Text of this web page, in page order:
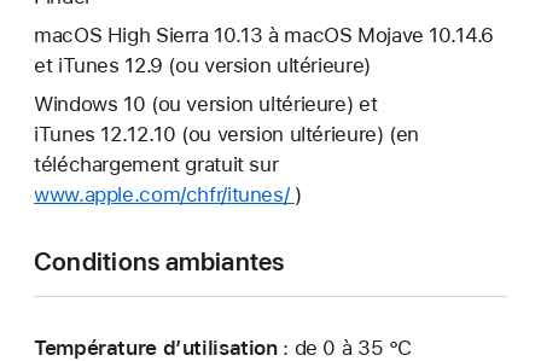
macOS High Sierra 10.13 à macOS Mojave 10.14.6
et iTunes 12.9 (ou version ultérieure)
Windows 10 (ou version ultérieure) et
iTunes 12.12.10 (ou version ultérieure) (en
téléchargement gratuit sur
www.apple.com/chfr/itunes/ )
Conditions ambiantes
Température d’utilisation: de 0 à 35 °C